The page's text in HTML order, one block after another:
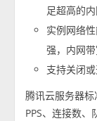
足超高的
实例网络
强，内网
支持关闭
腾讯云服务器
PPS、连接数